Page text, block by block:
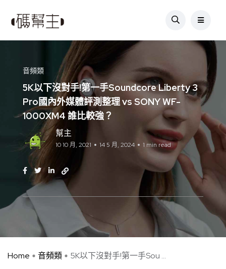
音頻類
5K以下沒對手!第一手Soundcore Liberty 3
Pro國內外媒體評測整理 vs SONY WF-
1000XM4 誰比較強？
幫主
10 10 月, 2021 14 5 月, 2024 1 min read
Home 音頻類 5K以下沒對手!第一手Sou ...